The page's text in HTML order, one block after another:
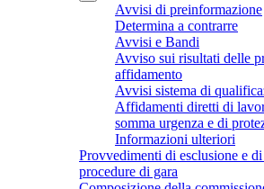
Avvisi di preinformazione
Determina a contrarre
Avvisi e Bandi
Avviso sui risultati delle
affidamento
Avvisi sistema di
Affidamenti diretti di
somma urgenza e di
Informazioni ulteriori
Provvedimenti di esclusione e
procedure di gara